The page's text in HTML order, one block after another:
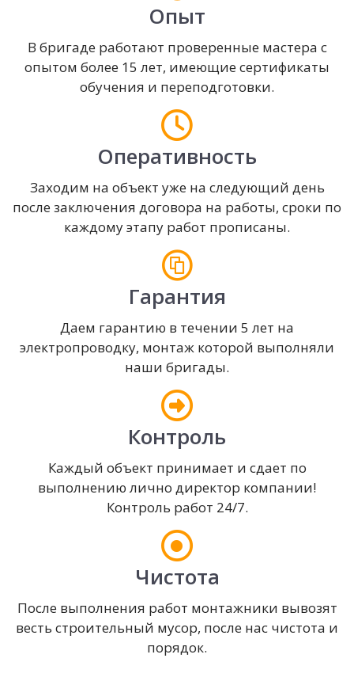
Опыт
В бригаде работают проверенные мастера с
опытом более 15 лет, имеющие сертификаты
обучения и переподготовки.
Оперативность
Заходим на объект уже на следующий день
после заключения договора на работы, сроки по
каждому этапу работ прописаны.
Гарантия
Даем гарантию в течении 5 лет на
электропроводку, монтаж которой выполняли
наши бригады.
Контроль
Каждый объект принимает и сдает по
выполнению лично директор компании!
Контроль работ 24/7.
Чистота
После выполнения работ монтажники вывозят
весть строительный мусор, после нас чистота и
порядок.